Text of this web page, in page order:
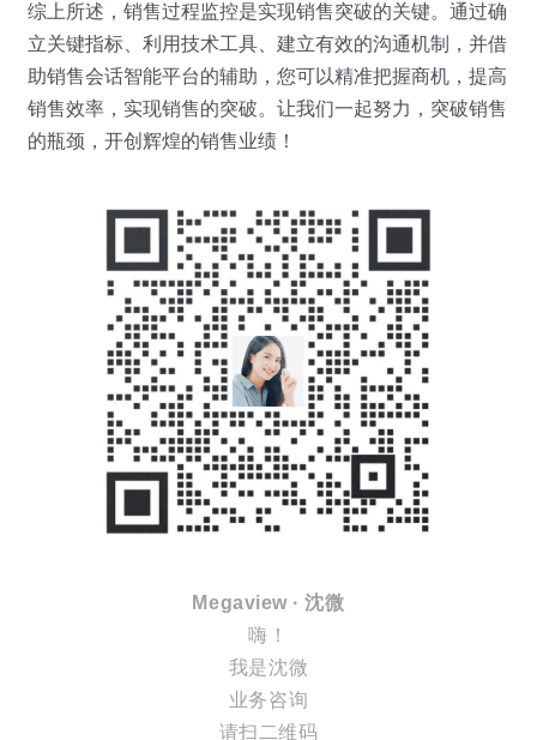
综上所述，销售过程监控是实现销售突破的关键。通过确
立关键指标、利用技术工具、建立有效的沟通机制，并借
助销售会话智能平台的辅助，您可以精准把握商机，提高
销售效率，实现销售的突破。让我们一起努力，突破销售
的瓶颈，开创辉煌的销售业绩！
Megaview · 沈微
嗨！
我是沈微
业务咨询
请扫二维码